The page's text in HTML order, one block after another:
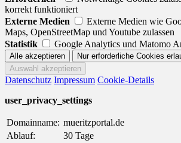
korrekt funktioniert
Externe Medien
Externe Medien wie
Maps, OpenStreetMap und Youtube zulassen
Statistik
Google Analytics und Matomo
Datenschutz Impressum Cookie-Details
user_privacy_settings
Domainname: mueritzportal.de
Ablauf:
30 Tage